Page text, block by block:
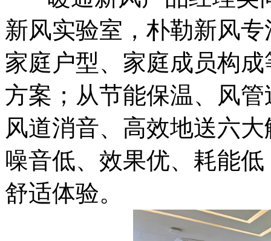
新风实验室，朴勒新风
家庭户型、家庭成员构
方案；从节能保温、风
风道消音、高效地送六
噪音低、效果优、耗能
舒适体验。